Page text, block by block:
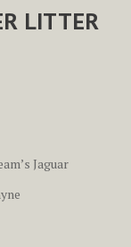
LITTER
Jaguar